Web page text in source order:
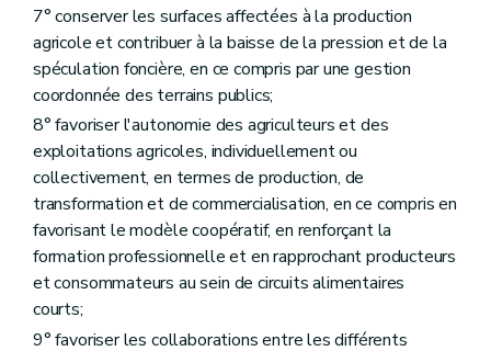
Art. D85
Art. D86
Art. D87
Chapitre V
Rapport annuel sur l'état de l'agriculture wallonne
Art. D88
Art. D89
Art. D90
Titre IV
L'agriculteur
Chapitre I er
La cotitularité
Art. D91
Art. D92
Art. D93
Art. D94
Chapitre II La formation professionnelle
Art. D95
7° conserver les surfaces affectées à la production
agricole et contribuer à la baisse de la pression et de la
spéculation foncière, en ce compris par une gestion
coordonnée des terrains publics;
8° favoriser l'autonomie des agriculteurs et des
exploitations agricoles, individuellement ou
collectivement, en termes de production, de
transformation et de commercialisation, en ce compris en
favorisant le modèle coopératif, en renforçant la
formation professionnelle et en rapprochant producteurs
et consommateurs au sein de circuits alimentaires
courts;
9° favoriser les collaborations entre les différents